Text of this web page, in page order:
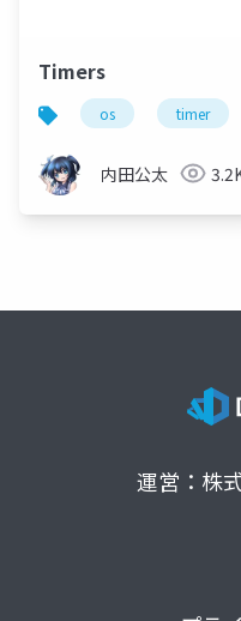
Timers
os timer
内田公太
運営：株